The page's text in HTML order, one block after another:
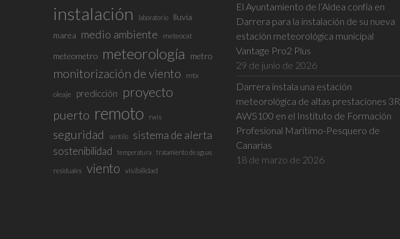
instalación laboratorio
lluvia
marea medio ambiente meteocat
meteometro meteorología metro
monitorización de viento mtx
oleaje predicción proyecto
puerto remoto rwis
seguridad sentilo
sistema de alerta
sostenibilidad
temperatura tratamiento de aguas
residuales viento visibilidad
El Ayuntamiento de l’Aldea confía en
Darrera para la instalación de su nueva
estación meteorológica municipal
Vantage Pro2 Plus
29 de junio de 2026
Darrera instala una estación
meteorológica de altas prestaciones 3R
AWS100 en el Instituto de Formación
Profesional Marítimo-Pesquero de
Canarias
18 de marzo de 2026